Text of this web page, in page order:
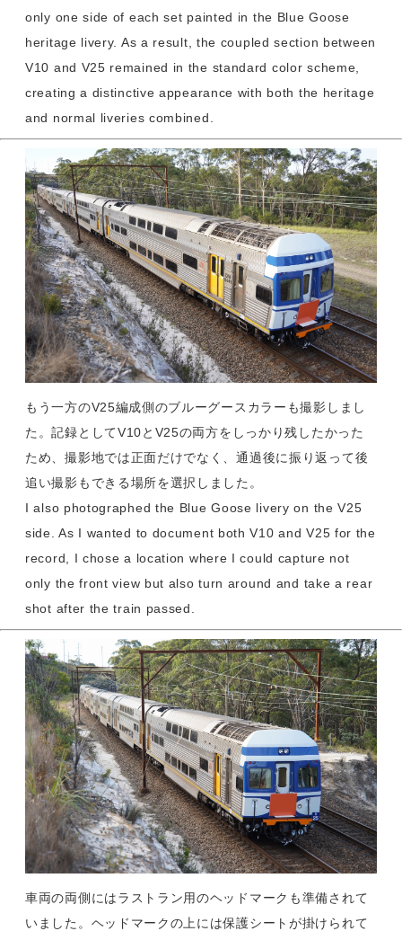
only one side of each set painted in the Blue Goose
heritage livery. As a result, the coupled section between
V10 and V25 remained in the standard color scheme,
creating a distinctive appearance with both the heritage
and normal liveries combined.
もう一方のV25編成側のブルーグースカラーも撮影しまし
た。記録としてV10とV25の両方をしっかり残したかった
ため、撮影地では正面だけでなく、通過後に振り返って後
追い撮影もできる場所を選択しました。
I also photographed the Blue Goose livery on the V25
side. As I wanted to document both V10 and V25 for the
record, I chose a location where I could capture not
only the front view but also turn around and take a rear
shot after the train passed.
車両の両側にはラストラン用のヘッドマークも準備されて
いました。ヘッドマークの上には保護シートが掛けられて